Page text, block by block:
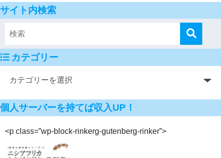
サイト内検索
カテゴリー
個人サーバーを持てば収入UP！
<p class=”wp-block-rinkerg-gutenberg-rinker”>